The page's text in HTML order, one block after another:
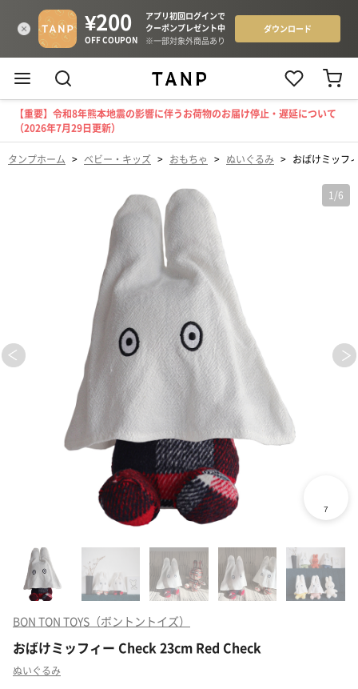
【重要】令和8年熊本地震の影響に伴うお荷物のお届け停止・遅延について
（2026年7月29日更新）
タンプホーム > ベビー・キッズ > おもちゃ > ぬいぐるみ > おばけミッフ
1 /6
BON TON TOYS（ボントントイズ）
おばけミッフィー Check 23cm Red Check
ぬいぐるみ